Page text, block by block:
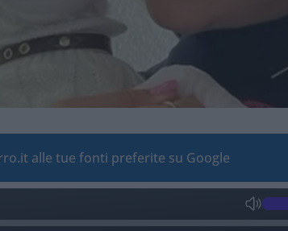
alle tue fonti preferite su Google